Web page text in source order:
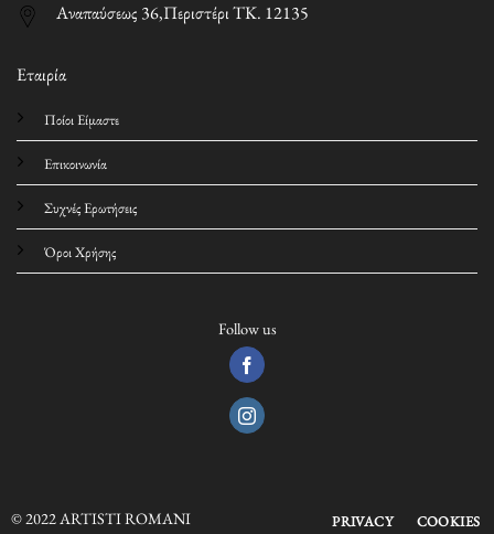
Εταιρία
Ποίοι Είμαστε
Επικοινωνία
Συχνές Ερωτήσεις
Όροι Χρήσης
Follow us
Αναπαύσεως 36,Περιστέρι ΤΚ. 12135
© 2022 ARTISTI ROMANI PRIVACY COOKIES